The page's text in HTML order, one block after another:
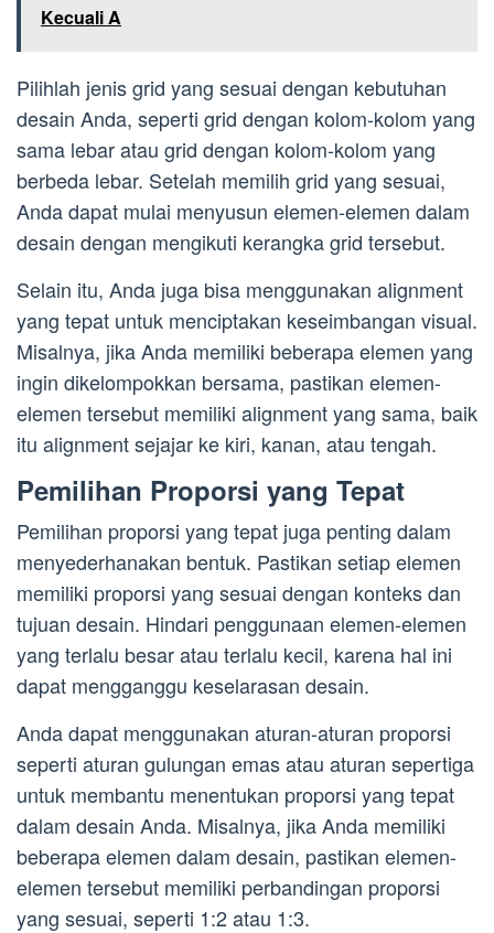
Kecuali A
Pilihlah jenis grid yang sesuai dengan kebutuhan
desain Anda, seperti grid dengan kolom-kolom yang
sama lebar atau grid dengan kolom-kolom yang
berbeda lebar. Setelah memilih grid yang sesuai,
Anda dapat mulai menyusun elemen-elemen dalam
desain dengan mengikuti kerangka grid tersebut.
Selain itu, Anda juga bisa menggunakan alignment
yang tepat untuk menciptakan keseimbangan visual.
Misalnya, jika Anda memiliki beberapa elemen yang
ingin dikelompokkan bersama, pastikan elemen-
elemen tersebut memiliki alignment yang sama, baik
itu alignment sejajar ke kiri, kanan, atau tengah.
Pemilihan Proporsi yang Tepat
Pemilihan proporsi yang tepat juga penting dalam
menyederhanakan bentuk. Pastikan setiap elemen
memiliki proporsi yang sesuai dengan konteks dan
tujuan desain. Hindari penggunaan elemen-elemen
yang terlalu besar atau terlalu kecil, karena hal ini
dapat mengganggu keselarasan desain.
Anda dapat menggunakan aturan-aturan proporsi
seperti aturan gulungan emas atau aturan sepertiga
untuk membantu menentukan proporsi yang tepat
dalam desain Anda. Misalnya, jika Anda memiliki
beberapa elemen dalam desain, pastikan elemen-
elemen tersebut memiliki perbandingan proporsi
yang sesuai, seperti 1:2 atau 1:3.